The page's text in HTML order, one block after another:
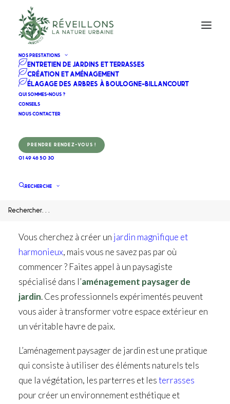
NOS PRESTATIONS
ENTRETIEN DE JARDINS ET TERRASSES
CRÉATION ET AMÉNAGEMENT
ÉLAGAGE DES ARBRES À BOULOGNE-BILLANCOURT
QUI SOMMES-NOUS ?
CONSEILS
NOUS CONTACTER
PRENDRE RENDEZ-VOUS !
01 49 46 50 30
RECHERCHE
Paysagiste pour son
d'Or
Vous cherchez à créer un jardin magnifique et
harmonieux, mais vous ne savez pas par où
commencer ? Faites appel à un paysagiste
spécialisé dans l’aménagement paysager de
jardin. Ces professionnels expérimentés peuvent
vous aider à transformer votre espace extérieur en
un véritable havre de paix.
L’aménagement paysager de jardin est une pratique
qui consiste à utiliser des éléments naturels tels
que la végétation, les parterres et lesterrasses
pour créer un environnement esthétique et